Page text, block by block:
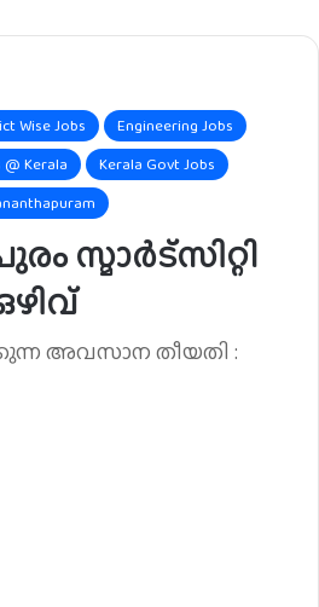
Wise Jobs
Engineering Jobs
@ Kerala
Kerala Govt Jobs
സ്മാർട്സിറ്റി
അവസാന തീയതി :